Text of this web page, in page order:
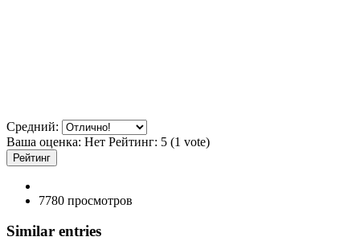
Средний:
Ваша оценка: Нет Рейтинг: 5 (1 vote)
7780 просмотров
Similar entries